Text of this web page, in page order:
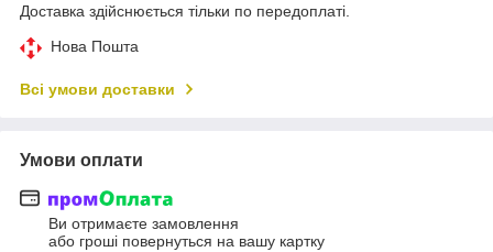
Доставка здійснюється тільки по передоплаті.
Нова Пошта
Всі умови доставки
Умови оплати
Ви отримаєте замовлення
або гроші повернуться на вашу картку